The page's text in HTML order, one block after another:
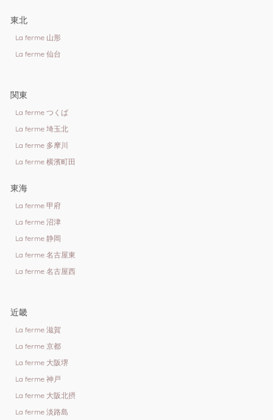
東北
La ferme 山形
La ferme 仙台
関東
La ferme つくば
La ferme 埼玉北
La ferme 多摩川
La ferme 横濱町田
東海
La ferme 甲府
La ferme 沼津
La ferme 静岡
La ferme 名古屋東
La ferme 名古屋西
近畿
La ferme 滋賀
La ferme 京都
La ferme 大阪堺
La ferme 神戸
La ferme 大阪北摂
La ferme 淡路島